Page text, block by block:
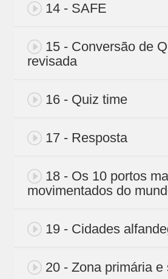
14 - SAFE
15 - Conversão de
revisada
16 - Quiz time
17 - Resposta
18 - Os 10 portos
movimentados do
19 - Cidades
20 - Zona primária e